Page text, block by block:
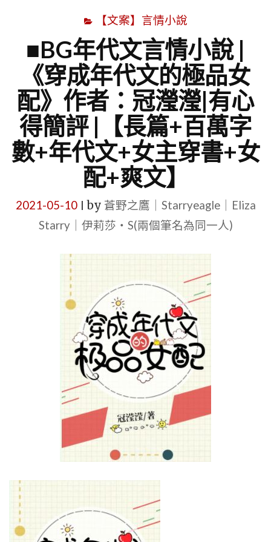
【文案】言情小說
■BG年代文言情小說 |
《穿成年代文的極品女
配》作者：冠瀅瀅|有心
得簡評 |【長篇+百萬字
數+年代文+女主穿書+女
配+爽文】
2021-05-10| by 蒼野之鷹｜Starryeagle｜Eliza
Starry｜伊莉莎・S(兩個筆名為同一人)